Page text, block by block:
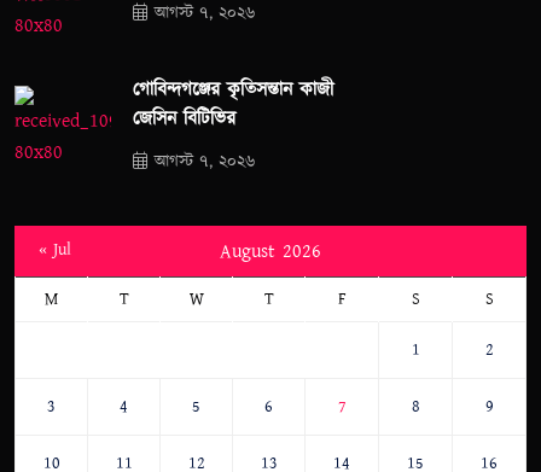
আগস্ট ৭, ২০২৬
গোবিন্দগঞ্জের কৃতিসন্তান কাজী
জেসিন বিটিভির
আগস্ট ৭, ২০২৬
August 2026
M T W T F S S
1 2
3 4 5 6 7 8 9
10 11 12 13 14 15 16
« Jul